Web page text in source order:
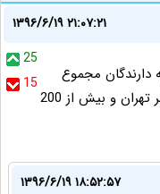
۱۳۹۶/۶/۱۹ ۲۱:۰۷:۲۱
25
15
دارندگان مجموع
بیش از 120 متر اپارتمان مسکونی در شهر تهران و بیش از 200
۱۳۹۶/۶/۱۹ ۱۸:۵۲:۵۷